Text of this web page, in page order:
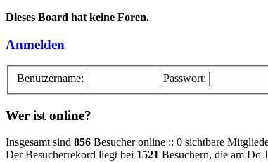
Dieses Board hat keine Foren.
Anmelden
Benutzername: Passwort:
Wer ist online?
Insgesamt sind 856 Besucher online :: 0 sichtbare
Der Besucherrekord liegt bei 1521 Besuchern, die am Do